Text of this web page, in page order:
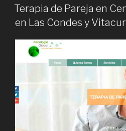
ON
Terapia de Pareja en
en Las Condes y